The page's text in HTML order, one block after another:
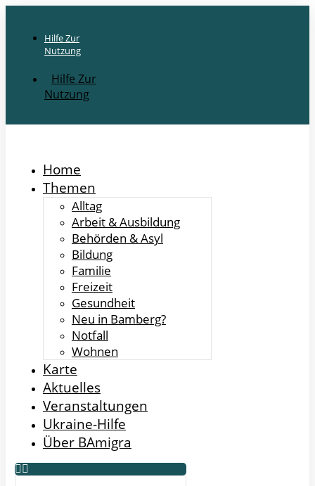
Hilfe Zur
Nutzung
Hilfe Zur
Nutzung
Home
Themen
Alltag
Arbeit & Ausbildung
Behörden & Asyl
Bildung
Familie
Freizeit
Gesundheit
Neu in Bamberg?
Notfall
Wohnen
Karte
Aktuelles
Veranstaltungen
Ukraine-Hilfe
Über BAmigra